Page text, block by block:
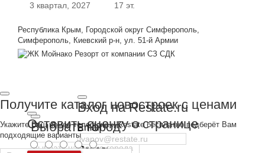
Выбрать город
Вход на Restate.ru
Email
Пароль
Получите каталог новостроек с ценами
Укажите Ваш номер телефона и Restate бесплатно подберёт Вам
подходящие варианты
3 квартал, 2027 17 эт.
Республика Крым, Городской округ Симферополь,
Симферополь, Киевский р-н, ул. 51-й Армии
Оставить оценку о странице